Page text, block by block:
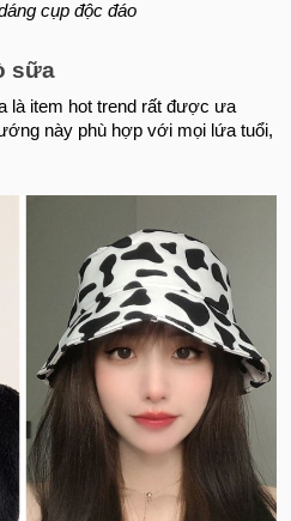
cụp độc đáo
sữa
là item hot trend rất được ưa
này phù hợp với mọi lứa tuổi,